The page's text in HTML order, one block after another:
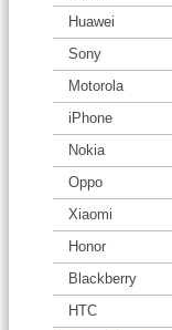
Huawei
Sony
Motorola
iPhone
Nokia
Oppo
Xiaomi
Honor
Blackberry
HTC